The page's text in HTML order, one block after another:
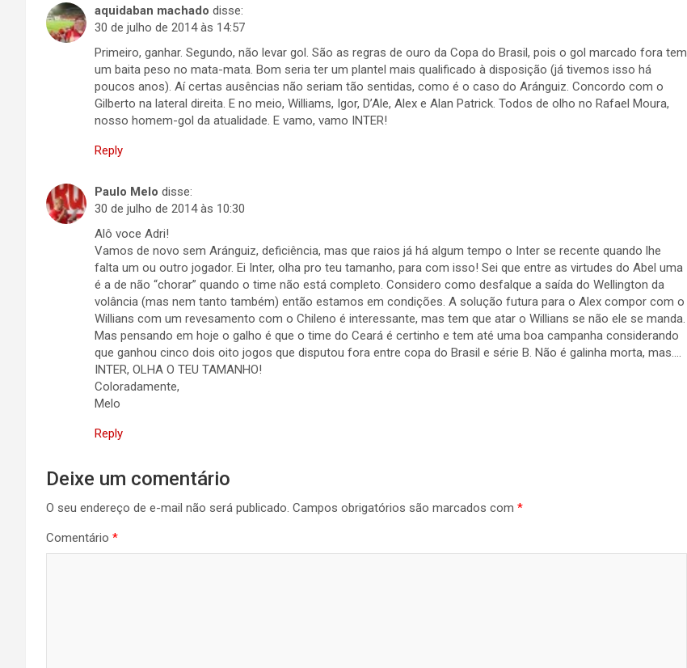
aquidaban machado disse:
30 de julho de 2014 às 14:57
Primeiro, ganhar. Segundo, não levar gol. São as regras de ouro da Copa do Brasil, pois o gol marcado fora tem
um baita peso no mata-mata. Bom seria ter um plantel mais qualificado à disposição (já tivemos isso há
poucos anos). Aí certas ausências não seriam tão sentidas, como é o caso do Aránguiz. Concordo com o
Gilberto na lateral direita. E no meio, Williams, Igor, D’Ale, Alex e Alan Patrick. Todos de olho no Rafael Moura,
nosso homem-gol da atualidade. E vamo, vamo INTER!
Reply
Paulo Melo disse:
30 de julho de 2014 às 10:30
Alô voce Adri!
Vamos de novo sem Aránguiz, deficiência, mas que raios já há algum tempo o Inter se recente quando lhe
falta um ou outro jogador. Ei Inter, olha pro teu tamanho, para com isso! Sei que entre as virtudes do Abel uma
é a de não “chorar” quando o time não está completo. Considero como desfalque a saída do Wellington da
volância (mas nem tanto também) então estamos em condições. A solução futura para o Alex compor com o
Willians com um revesamento com o Chileno é interessante, mas tem que atar o Willians se não ele se manda.
Mas pensando em hoje o galho é que o time do Ceará é certinho e tem até uma boa campanha considerando
que ganhou cinco dois oito jogos que disputou fora entre copa do Brasil e série B. Não é galinha morta, mas….
INTER, OLHA O TEU TAMANHO!
Coloradamente,
Melo
Reply
Deixe um comentário
O seu endereço de e-mail não será publicado. Campos obrigatórios são marcados com *
Comentário *